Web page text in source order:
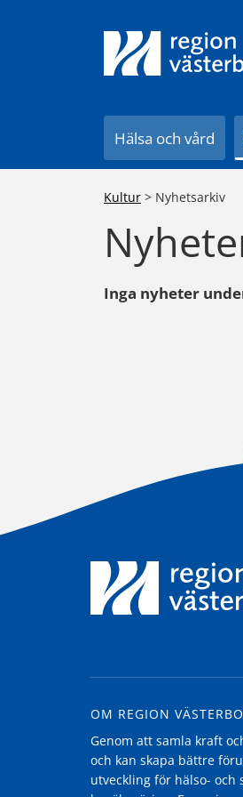
Hälsa och vård
Kultur > Nyhetsarkiv
Inga nyheter
OM REGION
Genom att samla kraft
och kan skapa bättre
utveckling för hälso-